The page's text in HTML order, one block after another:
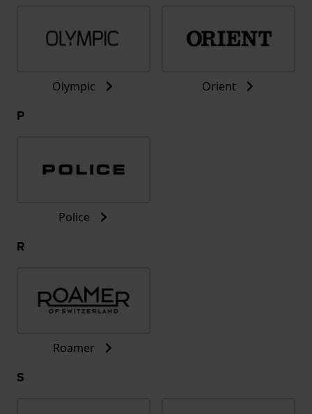
Olympic Orient
P
Police
R
Roamer
S